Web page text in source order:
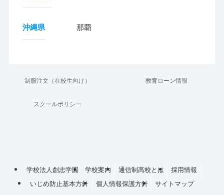
沖縄県 那覇
制服注文（在校生向け） 教育ローン情報
スクールポリシー
学校法人創志学園 学校案内 通信制高校とは
採用情報
いじめ防止基本方針
個人情報保護方針 サイトマップ